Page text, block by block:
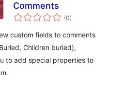
Comments
(0puntuacions
totals
)
custom fields to comments
Children buried),
to add special properties to